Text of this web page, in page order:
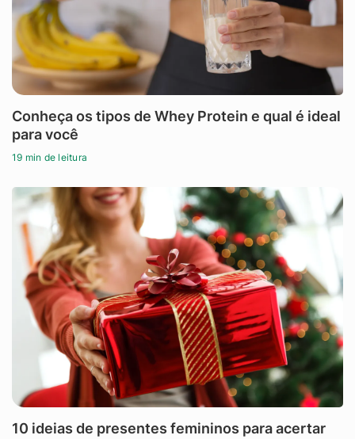
Conheça os tipos de Whey Protein e qual é ideal
para você
19 min de leitura
10 ideias de presentes femininos para acertar